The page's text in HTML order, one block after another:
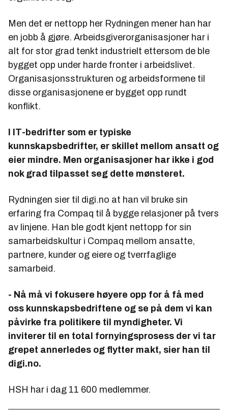
Men det er nettopp her Rydningen mener han har
en jobb å gjøre. Arbeidsgiverorganisasjoner har i
alt for stor grad tenkt industrielt ettersom de ble
bygget opp under harde fronter i arbeidslivet.
Organisasjonsstrukturen og arbeidsformene til
disse organisasjonene er bygget opp rundt
konflikt.
I IT-bedrifter som er typiske
kunnskapsbedrifter, er skillet mellom ansatt og
eier mindre. Men organisasjoner har ikke i god
nok grad tilpasset seg dette mønsteret.
Rydningen sier til digi.no at han vil bruke sin
erfaring fra Compaq til å bygge relasjoner på tvers
av linjene. Han ble godt kjent nettopp for sin
samarbeidskultur i Compaq mellom ansatte,
partnere, kunder og eiere og tverrfaglige
samarbeid.
- Nå må vi fokusere høyere opp for å få med
oss kunnskapsbedriftene og se på dem vi kan
påvirke fra politikere til myndigheter. Vi
inviterer til en total fornyingsprosess der vi tar
grepet annerledes og flytter makt, sier han til
digi.no.
HSH har i dag 11 600 medlemmer.